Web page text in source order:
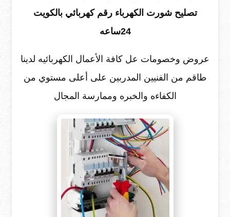
تصليح شورت الكهرباء رقم كهربائي بالكويت
24ساعه
عروض وخصومات عل كافة الأعمال الكهربائيه لدينا
طاقم من الفنيين المدربين على أعلى مستوي من
الكفاءه والخبره وممارسة المجال